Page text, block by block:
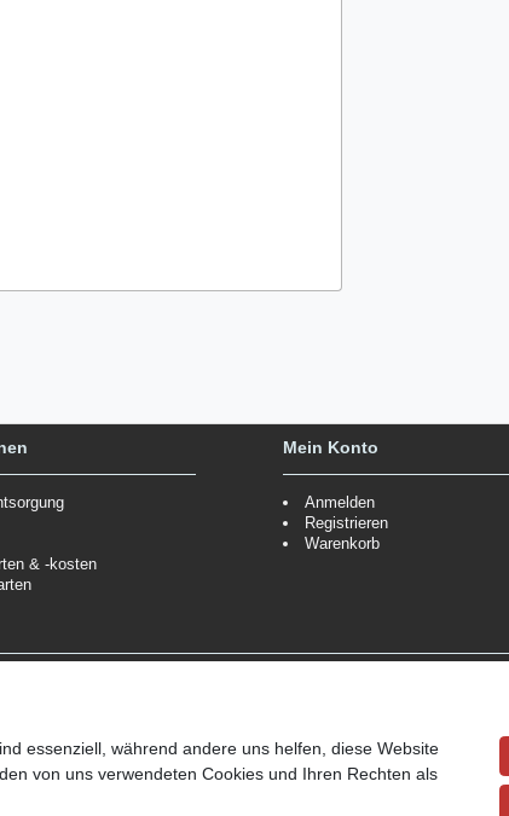
& -kosten
Mein Konto
Anmelden
Registrieren
Warenkorb
essenziell, während andere uns helfen, diese Website
von uns verwendeten Cookies und Ihren Rechten als